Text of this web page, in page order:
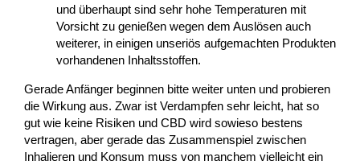
und überhaupt sind sehr hohe Temperaturen mit
Vorsicht zu genießen wegen dem Auslösen auch
weiterer, in einigen unseriös aufgemachten Produkten
vorhandenen Inhaltsstoffen.
Gerade Anfänger beginnen bitte weiter unten und probieren
die Wirkung aus. Zwar ist Verdampfen sehr leicht, hat so
gut wie keine Risiken und CBD wird sowieso bestens
vertragen, aber gerade das Zusammenspiel zwischen
Inhalieren und Konsum muss von manchem vielleicht ein